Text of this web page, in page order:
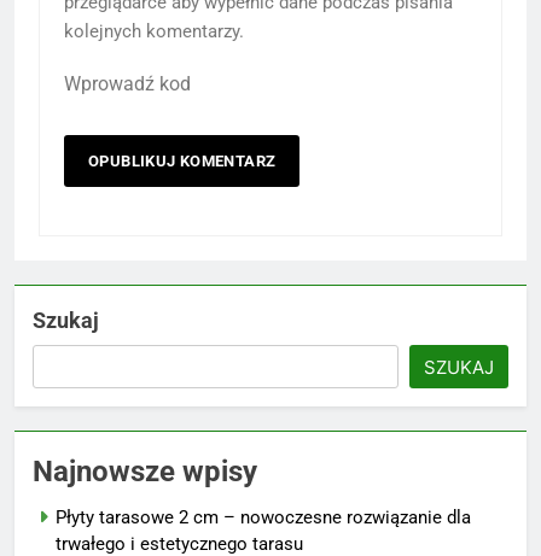
kolejnych komentarzy.
Wprowadź kod
Szukaj
SZUKAJ
Najnowsze wpisy
Płyty tarasowe 2 cm – nowoczesne rozwiązanie dla
trwałego i estetycznego tarasu